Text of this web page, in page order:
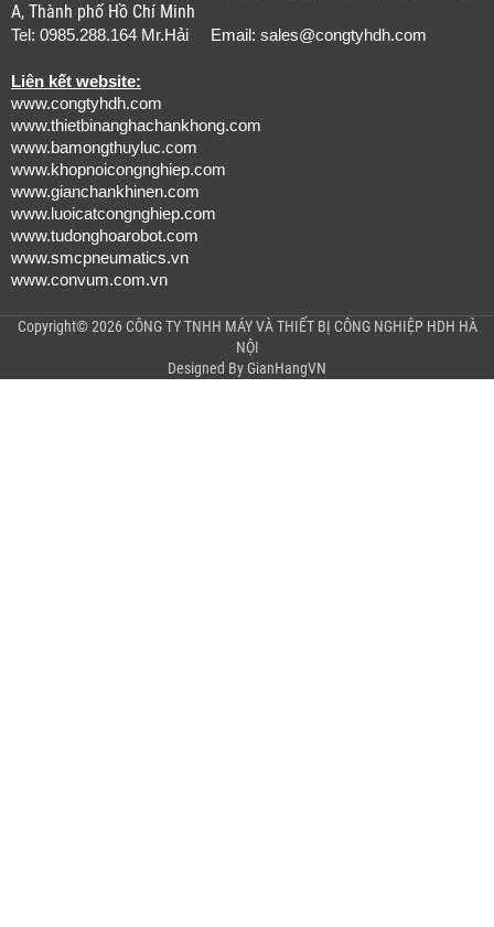
A, Thành phố Hồ Chí Minh
Tel: 0985.288.164 Mr.Hải Email: sales@congtyhdh.com
Liên kết website:
www.congtyhdh.com
www.thietbinanghachankhong.com
www.bamongthuyluc.com
www.khopnoicongnghiep.com
www.gianchankhinen.com
www.luoicatcongnghiep.com
www.tudonghoarobot.com
www.smcpneumatics.vn
www.convum.com.vn
Copyright© 2026 CÔNG TY TNHH MÁY VÀ THIẾT BỊ CÔNG NGHIỆP HDH HÀ
NỘI
Designed By GianHangVN